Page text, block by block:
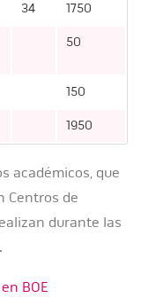
34 1750
50
150
1950
académicos, que
Centros de
durante las
BOE